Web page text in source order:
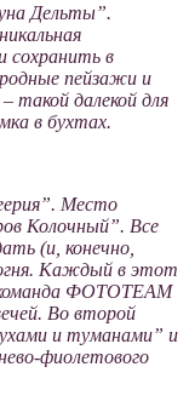
Дельты”.
сохранить в
пейзажи и
такой далекой для
в бухтах.
Место
Колочный”. Все
(и, конечно,
Каждый в этот
ФОТОTEAM
Во второй
и туманами” и
фиолетового